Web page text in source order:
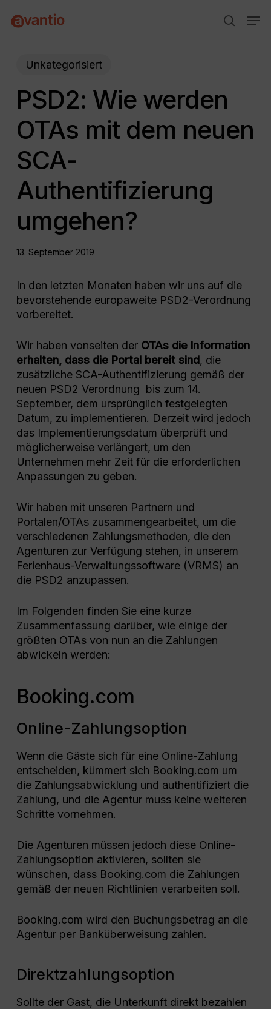
search
Unkategorisiert
PSD2: Wie werden
OTAs mit dem neuen
SCA-
Authentifizierung
umgehen?
13. September 2019
In den letzten Monaten haben wir uns auf die
bevorstehende europaweite PSD2-Verordnung
vorbereitet.
Wir haben vonseiten derOTAs die Information
erhalten, dass die Portal bereit sind, die
zusätzliche SCA-Authentifizierung gemäß der
neuen PSD2 Verordnung bis zum 14.
September, dem ursprünglich festgelegten
Datum, zu implementieren. Derzeit wird jedoch
das Implementierungsdatum überprüft und
möglicherweise verlängert, um den
Unternehmen mehr Zeit für die erforderlichen
Anpassungen zu geben.
Wir haben mit unseren Partnern und
Portalen/OTAs zusammengearbeitet, um die
verschiedenen Zahlungsmethoden, die den
Agenturen zur Verfügung stehen, in unserem
Ferienhaus-Verwaltungssoftware (VRMS) an
die PSD2 anzupassen.
Im Folgenden finden Sie eine kurze
Zusammenfassung darüber, wie einige der
größten OTAs von nun an die Zahlungen
abwickeln werden:
Booking.com
Online-Zahlungsoption
Wenn die Gäste sich für eine Online-Zahlung
entscheiden, kümmert sich Booking.com um
die Zahlungsabwicklung und authentifiziert die
Zahlung, und die Agentur muss keine weiteren
Schritte vornehmen.
Die Agenturen müssen jedoch diese Online-
Zahlungsoption aktivieren, sollten sie
wünschen, dass Booking.com die Zahlungen
gemäß der neuen Richtlinien verarbeiten soll.
Booking.com wird den Buchungsbetrag an die
Agentur per Banküberweisung zahlen.
Direktzahlungsoption
Sollte der Gast, die Unterkunft direkt bezahlen